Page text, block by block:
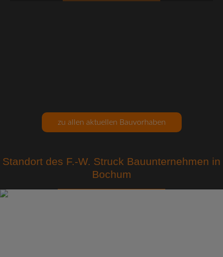
zu allen aktuellen Bauvorhaben
Standort des F.-W. Struck Bauunternehmen in
Bochum